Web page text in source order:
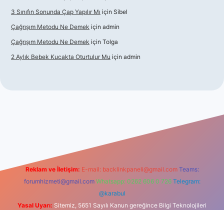
3 Sınıfın Sonunda Çap Yapılır Mı için Sibel
Çağrışım Metodu Ne Demek için admin
Çağrışım Metodu Ne Demek için Tolga
2 Aylık Bebek Kucakta Oturtulur Mu için admin
Reklam ve İletişim: E-mail: backlinkpaneli@gmail.com Teams:
forumhizmeti@gmail.com Whatsapp: 0262 606 0 726 Telegram:
@karabul
Yasal Uyarı: Sitemiz, 5651 Sayılı Kanun gereğince Bilgi Teknolojileri